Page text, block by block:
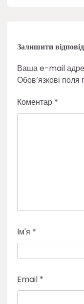
Залишити
Ваша e-mail
Обов’язкові поля
Коментар *
Ім'я *
Email *